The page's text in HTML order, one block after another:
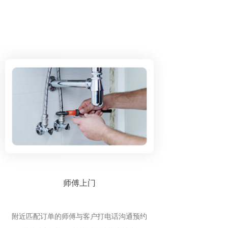
师傅上门
附近匹配订单的师傅与客户打电话沟通预约